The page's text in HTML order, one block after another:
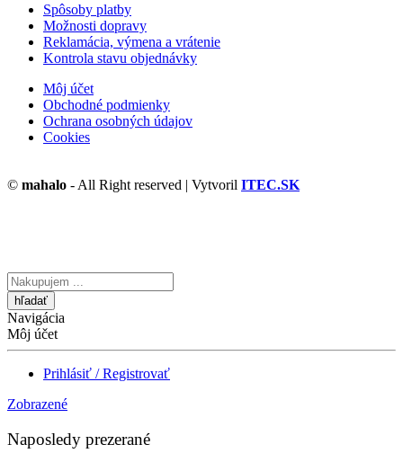
Spôsoby platby
Možnosti dopravy
Reklamácia, výmena a vrátenie
Kontrola stavu objednávky
Môj účet
Obchodné podmienky
Ochrana osobných údajov
Cookies
© mahalo - All Right reserved | Vytvoril ITEC.SK
Vyhľadávanie
tu
Navigácia
Môj účet
Prihlásiť / Registrovať
Zobrazené
Naposledy prezerané